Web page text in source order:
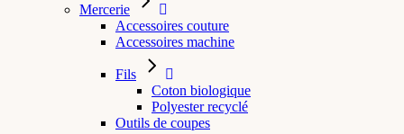
Mercerie
Accessoires couture
Accessoires machine
Fils
Coton biologique
Polyester recyclé
Outils de coupes